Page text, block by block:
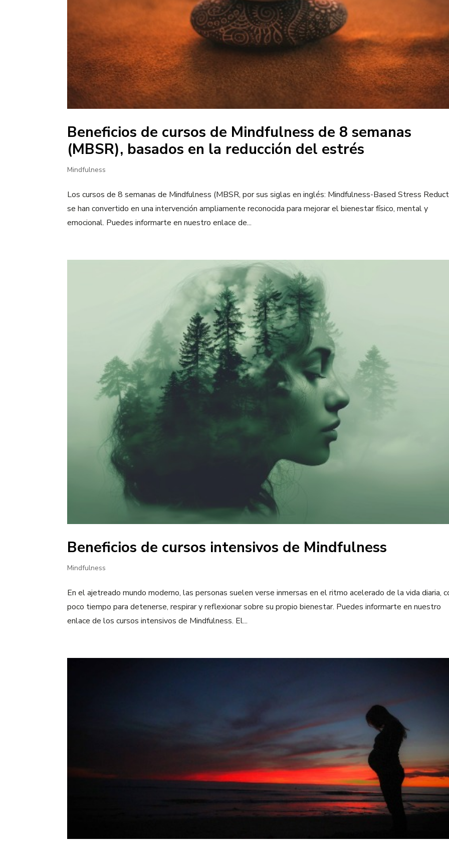
Beneficios de cursos de Mindfulness de 8 semanas
(MBSR), basados en la reducción del estrés
Mindfulness
Los cursos de 8 semanas de Mindfulness (MBSR, por sus siglas en inglés: Mindfulness-Based Stress
se han convertido en una intervención ampliamente reconocida para mejorar el bienestar físico, mental y
emocional. Puedes informarte en nuestro enlace de...
Beneficios de cursos intensivos de Mindfulness
Mindfulness
En el ajetreado mundo moderno, las personas suelen verse inmersas en el ritmo acelerado de la vida diaria,
poco tiempo para detenerse, respirar y reflexionar sobre su propio bienestar. Puedes informarte en nuestro
enlace de los cursos intensivos de Mindfulness. El...